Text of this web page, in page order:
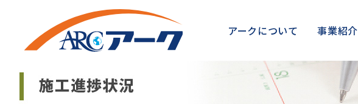
アークについて 事業紹介